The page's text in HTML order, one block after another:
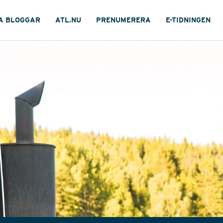
BLOGGAR ATL.NU PRENUMERERA E-TIDNINGEN